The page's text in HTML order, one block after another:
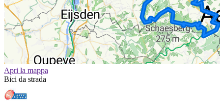
Apri la mappa
Bici da strada